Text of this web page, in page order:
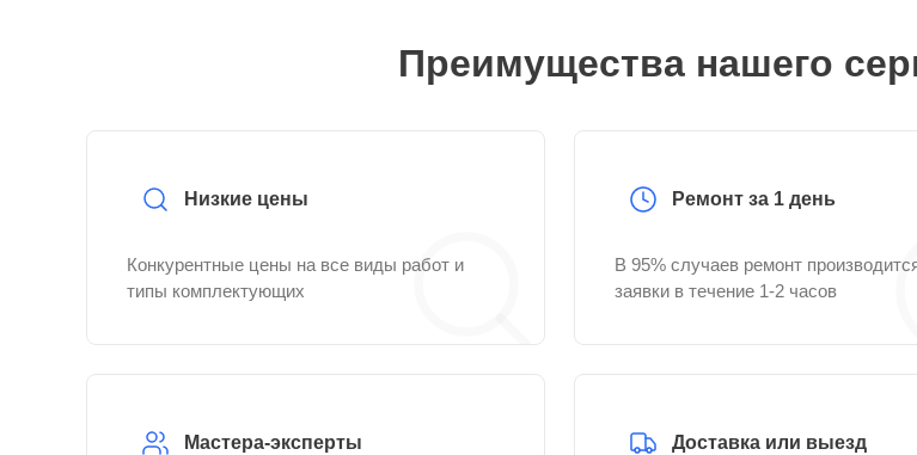
Преимущества нашего
Низкие цены
Конкурентные цены на все виды работ и
типы комплектующих
Ремонт за 1 день
В 95% случаев ремонт
заявки в течение 1-2 часов
Мастера-эксперты Доставка или выезд